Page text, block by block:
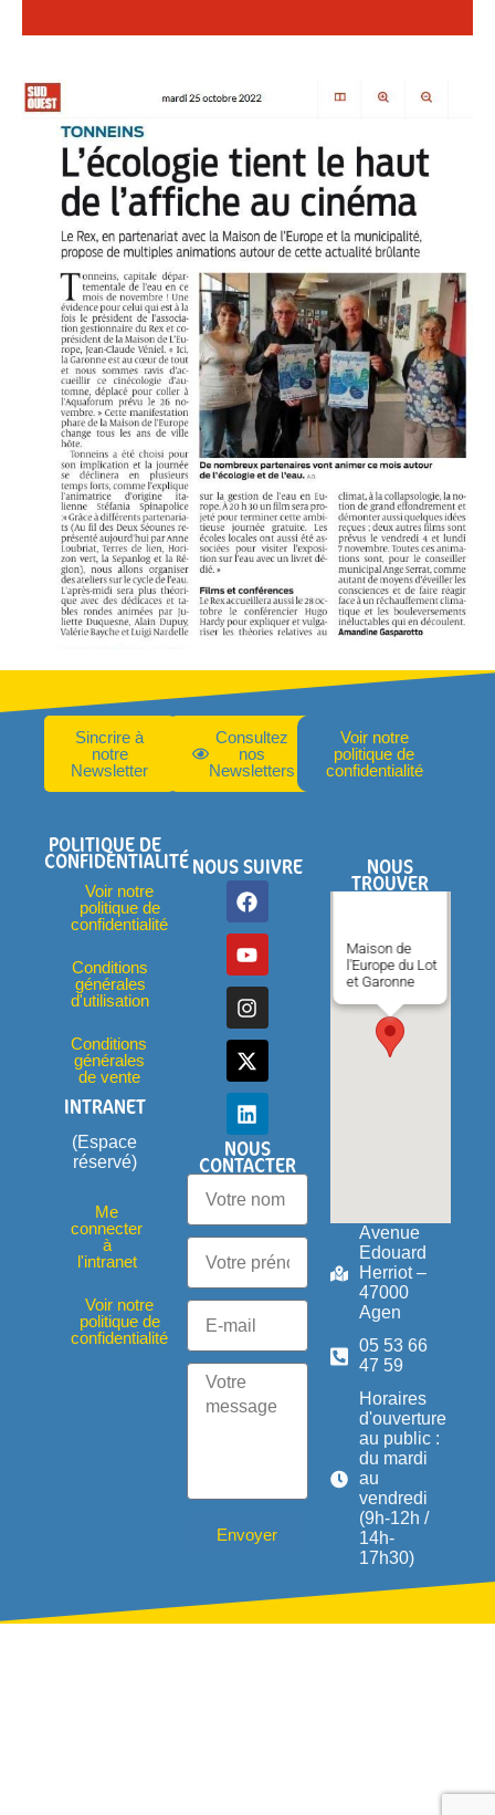
Sincrire à
notre
Newsletter
Consultez
nos
Newsletters
Voir notre
politique de
confidentialité
POLITIQUE DE
CONFIDENTIALITÉ
Voir notre
politique de
confidentialité
Conditions
générales
d'utilisation
Conditions
générales
de vente
INTRANET
(Espace
réservé)
Me
connecter
à
l'intranet
Voir notre
politique de
confidentialité
NOUS SUIVRE
NOUS
CONTACTER
Envoyer
NOUS
TROUVER
Maison de
l'Europe du Lot
et Garonne
Avenue
Edouard
Herriot –
47000
Agen
05 53 66
47 59
Horaires
d'ouverture
au public :
du mardi
au
vendredi
(9h-12h /
14h-
17h30)